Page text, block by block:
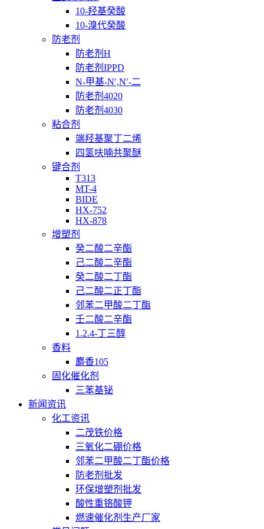
10-羟基癸酸
10-溴代癸酸
防老剂
防老剂H
防老剂IPPD
N-甲基-N′,N′-二
防老剂4020
防老剂4030
粘合剂
端羟基聚丁二烯
四氢呋喃共聚醚
键合剂
T313
MT-4
BIDE
HX-752
HX-878
增塑剂
癸二酸二辛酯
己二酸二辛酯
癸二酸二丁酯
己二酸二正丁酯
邻苯二甲酸二丁酯
壬二酸二辛酯
1.2.4-丁三醇
香料
麝香105
固化催化剂
三苯基铋
新闻资讯
化工资讯
二茂铁价格
三氧化二硼价格
邻苯二甲酸二丁酯价格
防老剂批发
环保增塑剂批发
酸性重铬酸钾
燃速催化剂生产厂家